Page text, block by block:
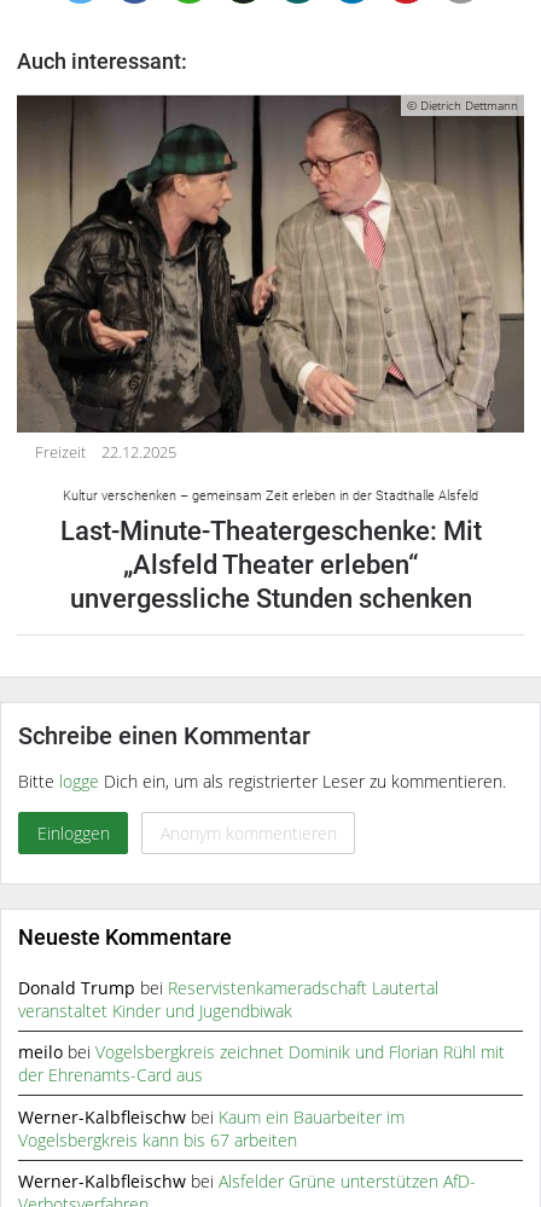
Auch interessant:
© Dietrich Dettmann
Freizeit 22.12.2025
Kultur verschenken – gemeinsam Zeit erleben in der Stadthalle Alsfeld
Last-Minute-Theatergeschenke: Mit
„Alsfeld Theater erleben“
unvergessliche Stunden schenken
Schreibe einen Kommentar
Bitte logge Dich ein, um als registrierter Leser zu kommentieren.
Einloggen Anonym kommentieren
Neueste Kommentare
Donald Trump bei Reservistenkameradschaft Lautertal
veranstaltet Kinder und Jugendbiwak
meilo beiVogelsbergkreis zeichnet Dominik und Florian Rühl mit
der Ehrenamts-Card aus
Werner-Kalbfleischw bei Kaum ein Bauarbeiter im
Vogelsbergkreis kann bis 67 arbeiten
Werner-Kalbfleischw beiAlsfelder Grüne unterstützen AfD-